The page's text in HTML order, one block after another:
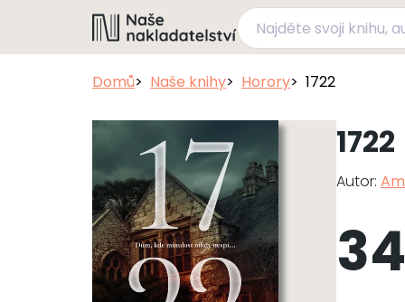
Domů Naše knihy Horory 1722
1722
Autor: